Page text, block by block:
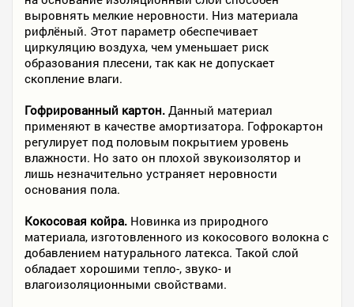
выровнять мелкие неровности. Низ материала
рифлёный. Этот параметр обеспечивает
циркуляцию воздуха, чем уменьшает риск
образования плесени, так как не допускает
скопление влаги.
Гофрированный картон. Данный материал
применяют в качестве амортизатора. Гофрокартон
регулирует под половым покрытием уровень
влажности. Но зато он плохой звукоизолятор и
лишь незначительно устраняет неровности
основания пола.
Кокосовая койра. Новинка из природного
материала, изготовленного из кокосового волокна с
добавлением натурального латекса. Такой слой
обладает хорошими тепло-, звуко- и
влагоизоляционными свойствами.